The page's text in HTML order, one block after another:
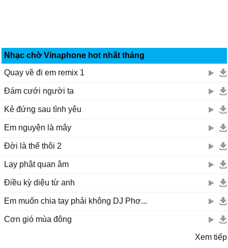
Nhạc chờ Vinaphone hot nhất tháng
Quay về đi em remix 1
Đám cưới người ta
Kẻ đứng sau tình yêu
Em nguyện là mây
Đời là thế thôi 2
Lạy phật quan âm
Điều kỳ diệu từ anh
Em muốn chia tay phải không DJ Phơ...
Cơn gió mùa đông
Xem tiếp